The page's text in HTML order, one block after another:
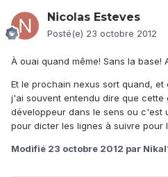
Nicolas Esteves
Posté(e) 23 octobre 2012
À ouai quand même! Sans la base!
Et le prochain nexus sort quand,
j'ai souvent entendu dire que cette
développeur dans le sens ou c'est
pour dicter les lignes à suivre pour
Modifié 23 octobre 2012 par